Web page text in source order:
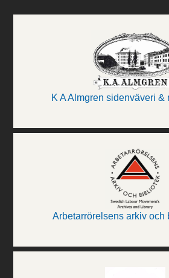
K A Almgren sidenväveri &
Arbetarrörelsens arkiv och